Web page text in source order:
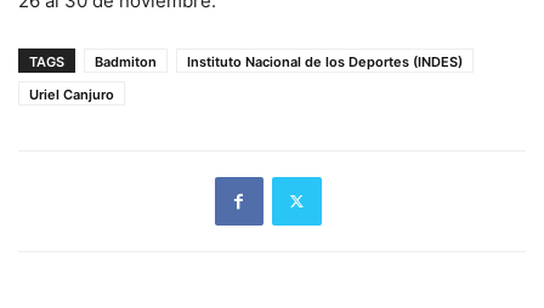
TAGS Badmiton
Instituto Nacional de los Deportes (INDES)
Uriel Canjuro